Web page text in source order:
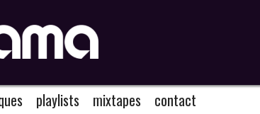
playlists mixtapes contact